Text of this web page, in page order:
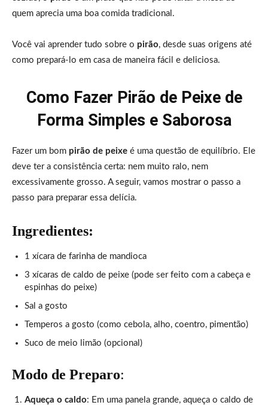
quem aprecia uma boa comida tradicional.
Você vai aprender tudo sobre o pirão, desde suas origens até
como prepará-lo em casa de maneira fácil e deliciosa.
Como Fazer Pirão de Peixe de
Forma Simples e Saborosa
Fazer um bom pirão de peixe é uma questão de equilíbrio. Ele
deve ter a consistência certa: nem muito ralo, nem
excessivamente grosso. A seguir, vamos mostrar o passo a
passo para preparar essa delícia.
Ingredientes:
1 xícara de farinha de mandioca
3 xícaras de caldo de peixe (pode ser feito com a cabeça e
espinhas do peixe)
Sal a gosto
Temperos a gosto (como cebola, alho, coentro, pimentão)
Suco de meio limão (opcional)
Modo de Preparo:
Aqueça o caldo: Em uma panela grande, aqueça o caldo de